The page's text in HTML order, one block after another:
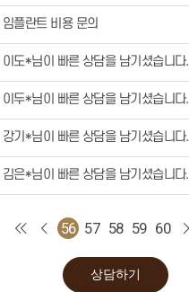
치아미백
일반진료
자연치아살리기
충치치료
신경치료
스케일링
고난이도 사랑니 발치
커뮤니티
온라인상담
전후사진
에스원칼럼
블로그
임플란트 비용 문의
이도*님이 빠른 상담을 남기셨습니다.
이두*님이 빠른 상담을 남기셨습니다.
강기*님이 빠른 상담을 남기셨습니다.
김은*님이 빠른 상담을 남기셨습니다.
56 57 58 59 60
상담하기
서울에스원치과